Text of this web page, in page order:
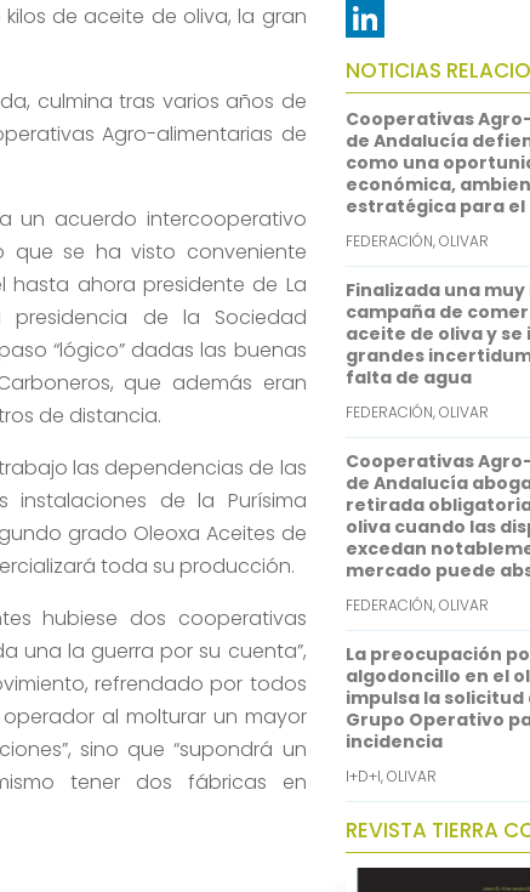
de aceite de oliva, la gran
culmina tras varios años de
Agro-alimentarias de
un acuerdo intercooperativo
que se ha visto conveniente
hasta ahora presidente de La
presidencia de la Sociedad
“lógico” dadas las buenas
que además eran
de distancia.
las dependencias de las
de la Purísima
grado Oleoxa Aceites de
toda su producción.
hubiese dos cooperativas
una la guerra por su cuenta”,
refrendado por todos
al molturar un mayor
sino que “supondrá un
tener dos fábricas en
e
b
o
o
k
t
t
e
r
m
a
i
l
W
h
a
t
s
A
p
p
L
i
n
k
e
d
I
n
NOTICIAS
Cooperativas
de Andalucía
como una
económica,
estratégica para el
FEDERACIÓN,OLIVAR
Finalizada una
campaña de
aceite de oliva y
grandes
falta de agua
FEDERACIÓN,OLIVAR
Cooperativas
de Andalucía
retirada
oliva cuando las
excedan
mercado puede
FEDERACIÓN,OLIVAR
La preocupación
algodoncillo en el
impulsa la solicitud
Grupo Operativo
incidencia
I+D+I,OLIVAR
REVISTA TIERRA